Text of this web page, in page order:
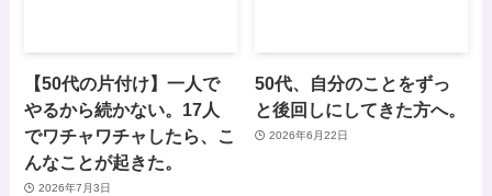
【50代の片付け】一人で
やるから続かない。17人
でワチャワチャしたら、こ
んなことが起きた。
2026年7月3日
50代、自分のことをずっ
と後回しにしてきた方へ。
2026年6月22日